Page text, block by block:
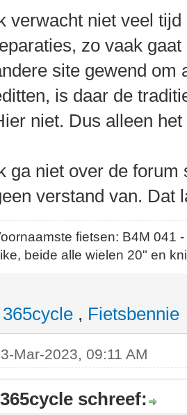
verwacht niet veel
zo vaak
site gewend om
is daar de
niet. Dus alleen
ga niet over de
verstand van. Dat
fietsen: B4M
beide alle wielen 20" en
365cycle , Fietsbennie
Mar-2023, 09:11 AM
365cycle schreef: